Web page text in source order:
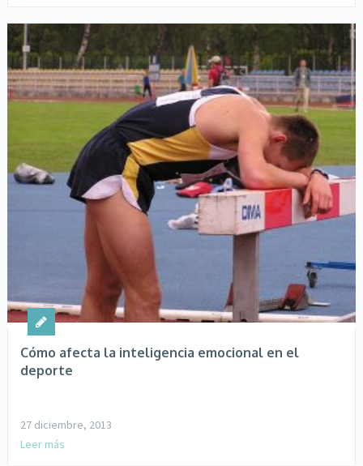
Cómo afecta la inteligencia emocional en el
deporte
27 diciembre, 2013
Leer más